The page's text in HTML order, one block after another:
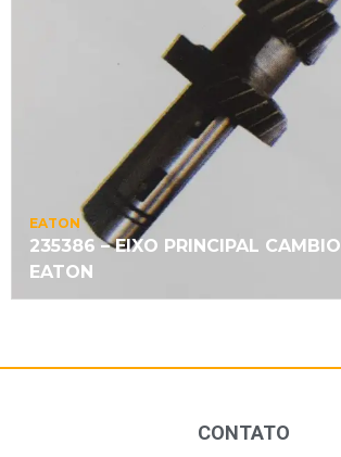
EATON
235386 – EIXO PRINCIPAL CAMBIO
EATON
CONTATO